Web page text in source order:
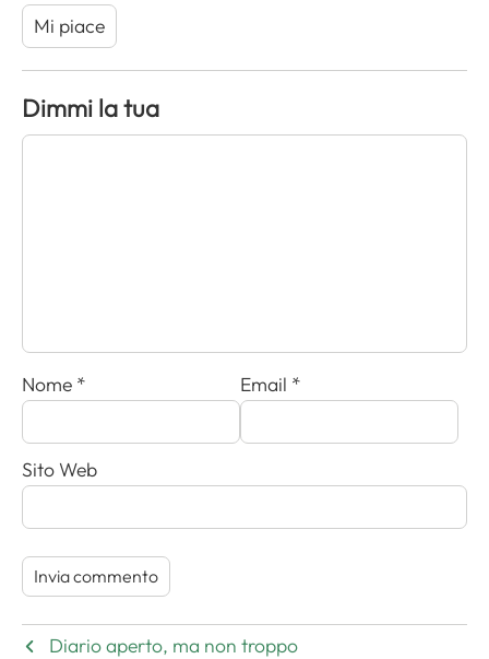
Mi piace
Dimmi la tua
Nome * Email *
Sito Web
Diario aperto, ma non troppo